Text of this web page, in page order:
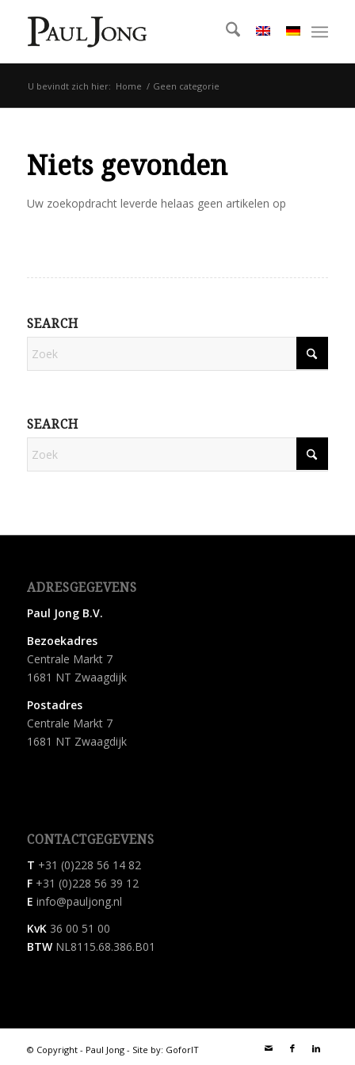
U bevindt zich hier: Home / Geen categorie
Niets gevonden
Uw zoekopdracht leverde helaas geen artikelen op
SEARCH
SEARCH
ADRESGEGEVENS
Paul Jong B.V.
Bezoekadres
Centrale Markt 7
1681 NT Zwaagdijk
Postadres
Centrale Markt 7
1681 NT Zwaagdijk
CONTACTGEGEVENS
T +31 (0)228 56 14 82
F+31 (0)228 56 39 12
E info@pauljong.nl
KvK36 00 51 00
BTWNL8115.68.386.B01
© Copyright - Paul Jong - Site by: GoforIT